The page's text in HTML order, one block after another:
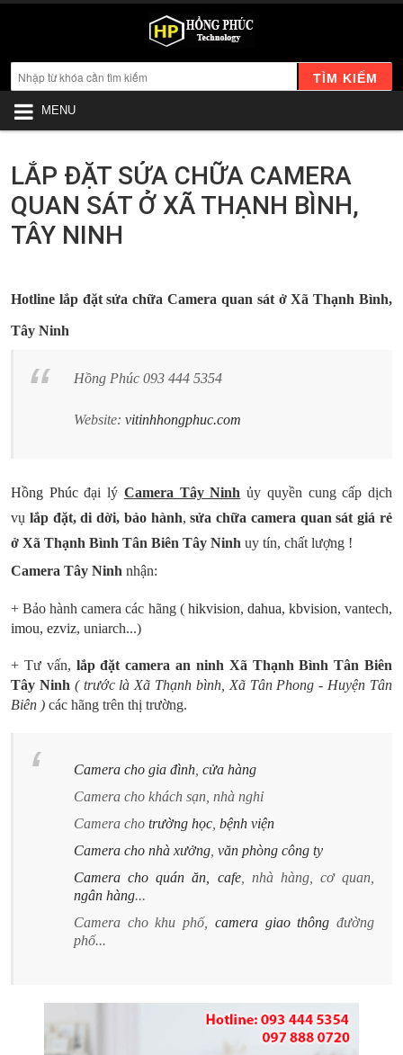
TÌM KIẾM
MENU
LẮP ĐẶT SỬA CHỮA CAMERA
QUAN SÁT Ở XÃ THẠNH BÌNH,
TÂY NINH
Hotline lắp đặt sửa chữa Camera quan sát ở Xã Thạnh Bình,
Tây Ninh
Hồng Phúc 093 444 5354
Website: vitinhhongphuc.com
Hồng Phúcđại lý Camera Tây Ninh ủy quyền cung cấp dịch
vụ lắp đặt, di dời, bảo hành,sửa chữa camera quan sát giá rẻ
ở Xã Thạnh Bình Tân Biên Tây Ninh uy tín, chất lượng !
Camera Tây Ninh nhận:
+ Bảo hành camera các hãng ( hikvision, dahua, kbvision, vantech,
imou, ezviz, uniarch...)
+ Tư vấn, lắp đặt camera an ninh Xã Thạnh Bình Tân Biên
Tây Ninh ( trước là Xã Thạnh bình, Xã Tân Phong - Huyện Tân
Biên ) các hãng trên thị trường.
Camera cho gia đình cửa hàng
Camera cho khách sạn, nhà nghỉ
Camera cho trường học bệnh viện
Camera cho nhà xưởng văn phòng công ty
Camera cho quán ăn, cafe, nhà hàng, cơ quan,
ngân hàng...
Camera cho khu phố, camera giao thông đường
phố...